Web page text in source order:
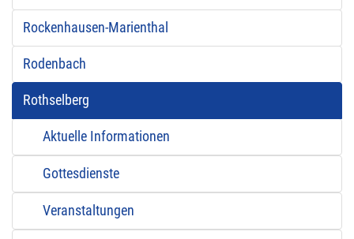
Rockenhausen-Marienthal
Rodenbach
Rothselberg
Aktuelle Informationen
Gottesdienste
Veranstaltungen